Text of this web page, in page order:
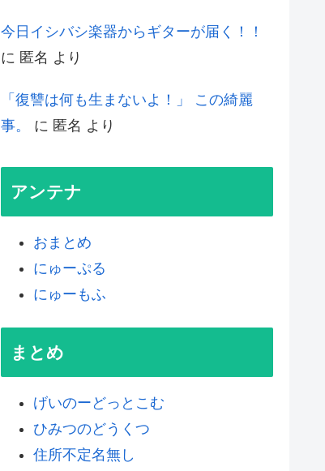
今日イシバシ楽器からギターが届く！！
に 匿名 より
「復讐は何も生まないよ！」 この綺麗
事。
に 匿名 より
アンテナ
おまとめ
にゅーぷる
にゅーもふ
まとめ
げいのーどっとこむ
ひみつのどうくつ
住所不定名無し